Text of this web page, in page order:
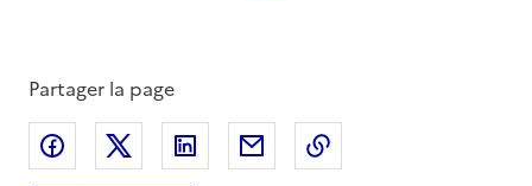
Partager la page
Partager sur Facebook
Partager sur XPartager sur LinkedIn
Partager par email